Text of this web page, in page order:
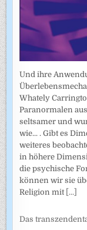
Und ihre
Whately
Paranormalen
seltsamer und
wie... . Gibt es
weiteres
in höhere
die psychische
können wir sie
Religion mit [...]
Das